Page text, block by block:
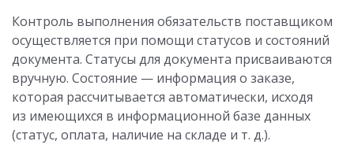
Контроль выполнения обязательств поставщиком
осуществляется при помощи статусов и состояний
документа. Статусы для документа присваиваются
вручную. Состояние — информация о заказе,
которая рассчитывается автоматически, исходя
из имеющихся в информационной базе данных
(статус, оплата, наличие на складе и т. д.).